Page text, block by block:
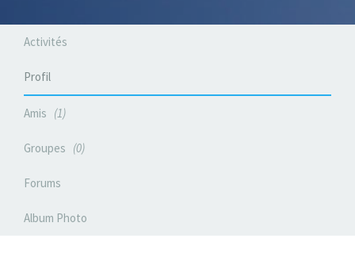
Activités
Profil
Amis 1
Groupes 0
Forums
Album Photo